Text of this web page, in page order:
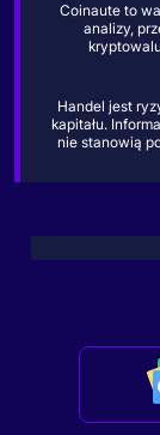
Coinaute to
analizy,
Handel jest
kapitału.
nie stanowią